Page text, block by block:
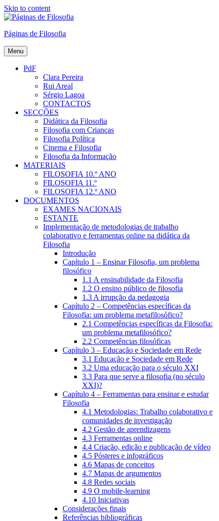
Skip to content
Páginas de Filosofia
Menu
PdF
Clara Pereira
Rui Areal
Sérgio Lagoa
CONTACTOS
SECÇÕES
Didática da Filosofia
Filosofia com Crianças
Filosofia Política
Cinema e Filosofia
Filosofia da Informação
MATERIAIS
FILOSOFIA 10.º ANO
FILOSOFIA 11.º
FILOSOFIA 12.º ANO
DOCUMENTOS
EXAMES NACIONAIS
ESTANTE
Implementação de metodologias de trabalho
colaborativo e ferramentas online na didática da
Filosofia
Introdução
Capítulo 1 – Ensinar Filosofia, um problema
filosófico
1.1 A ensinabilidade da Filosofia
1.2 O ensino público de filosofia
1.3 A irrupção da pedagogia
Capítulo 2 – Competências específicas da
Filosofia: um problema metafilosófico?
2.1 Competências específicas da Filosofia:
um problema metafilosófico?
2.2 Competências filosóficas
Capítulo 3 – Educação e Sociedade em Rede
3.1 Educação e Sociedade em Rede
3.2 Uma educação para o século XXI
3.3 Para que serve a filosofia (no século
XXI)?
Capítulo 4 – Ferramentas para ensinar e estudar
Filosofia
4.1 Metodologias: Trabalho colaborativo e
comunidades de investigação
4.2 Gestão de aprendizagens
4.3 Ferramentas online
4.4 Criação, edição e publicação de vídeo
4.5 Pósteres e infográficos
4.6 Mapas de conceitos
4.7 Mapas de argumentos
4.8 Redes sociais
4.9 O mobile-learning
4.10 Iniciativas
Considerações finais
Referências bibliográficas